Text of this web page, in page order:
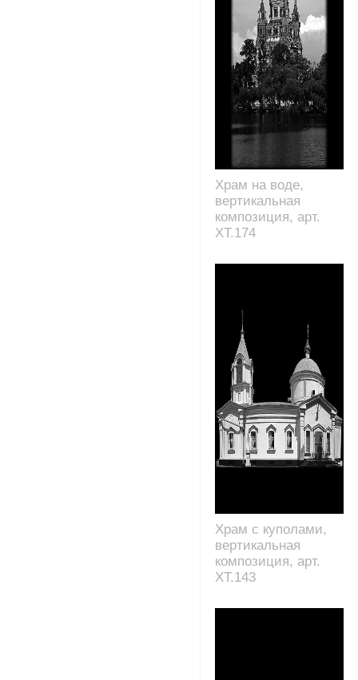
Храм на воде,
вертикальная
композиция, арт.
XT.174
Храм с куполами,
вертикальная
композиция, арт.
XT.143